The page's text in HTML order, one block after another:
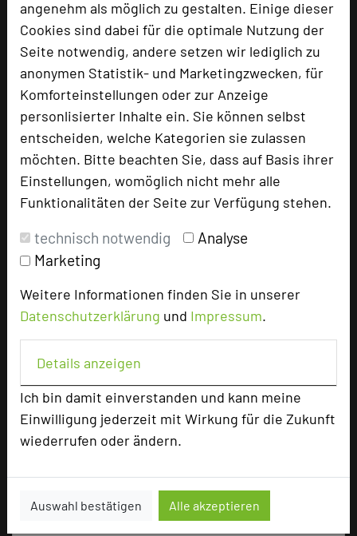
angenehm als möglich zu gestalten. Einige dieser
Cookies sind dabei für die optimale Nutzung der
Seite notwendig, andere setzen wir lediglich zu
anonymen Statistik- und Marketingzwecken, für
Komforteinstellungen oder zur Anzeige
personlisierter Inhalte ein. Sie können selbst
entscheiden, welche Kategorien sie zulassen
möchten. Bitte beachten Sie, dass auf Basis ihrer
Einstellungen, womöglich nicht mehr alle
Funktionalitäten der Seite zur Verfügung stehen.
technisch notwendig
Analyse
Marketing
Weitere Informationen finden Sie in unserer
Datenschutzerklärung und Impressum.
Details anzeigen
Ich bin damit einverstanden und kann meine
Einwilligung jederzeit mit Wirkung für die Zukunft
wiederrufen oder ändern.
Auswahl bestätigen Alle akzeptieren
Bewertung
Tagungsleiter
Tagungsteilnehmer
Hotel bewerten
Hoteldaten
Max. Tagungskapazität (Personen)
U-Form
Parlamentarisch
Reihenbestuhlung
Tagungsräume
7
Ausstellungsfläche
Zimmer
110
Einzelzimmer